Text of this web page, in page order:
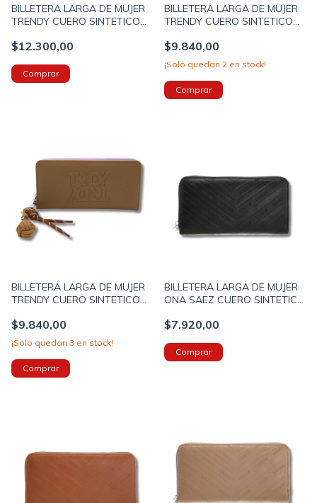
BILLETERA LARGA DE MUJER
TRENDY CUERO SINTETICO
COLOR NEGRO (29056A)
$12.300,00
BILLETERA LARGA DE MUJER
TRENDY CUERO SINTETICO
COLOR BEIGE (29056B)
$9.840,00
¡Solo quedan 2 en stock!
BILLETERA LARGA DE MUJER
TRENDY CUERO SINTETICO
COLOR MARRON (29056C)
$9.840,00
¡Solo quedan 3 en stock!
BILLETERA LARGA DE MUJER
ONA SAEZ CUERO SINTETICO
(OS1383A)
$7.920,00